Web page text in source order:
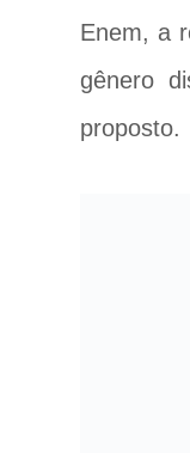
Enem, a
gênero
proposto.